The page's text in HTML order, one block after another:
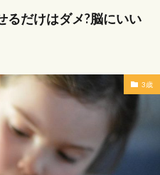
るだけはダメ?脳にいい
3歳